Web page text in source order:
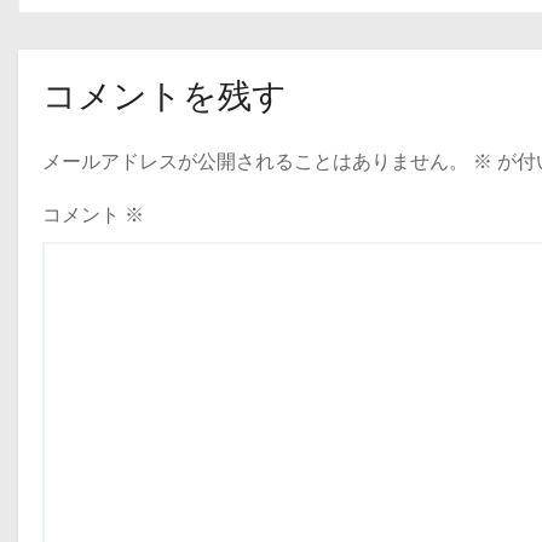
ー
シ
ョ
コメントを残す
メールアドレスが公開されることはありません。 ※ が付
コメント ※